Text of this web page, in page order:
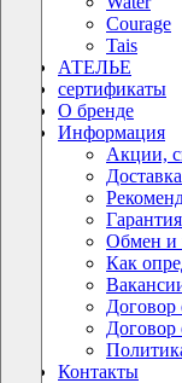
Courage
Tais
АТЕЛЬЕ
сертификаты
О бренде
Информация
Акции,
Обмен и
Как
Договор
Договор
Контакты